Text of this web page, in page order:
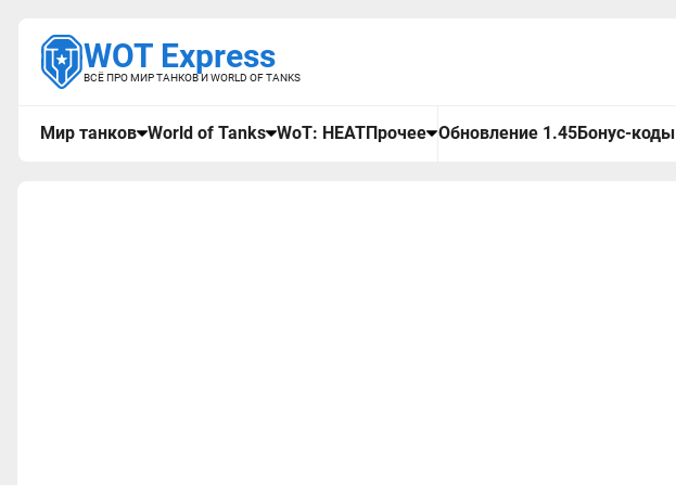
WOT Express
ВСЁ ПРО МИР ТАНКОВ И WORLD OF TANKS
Мир танков World of Tanks WoT: HEATПрочее Обновление 1.45Бонус-коды